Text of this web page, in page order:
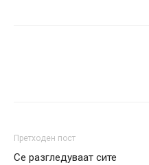
Претходен пост
Се разгледуваат сите